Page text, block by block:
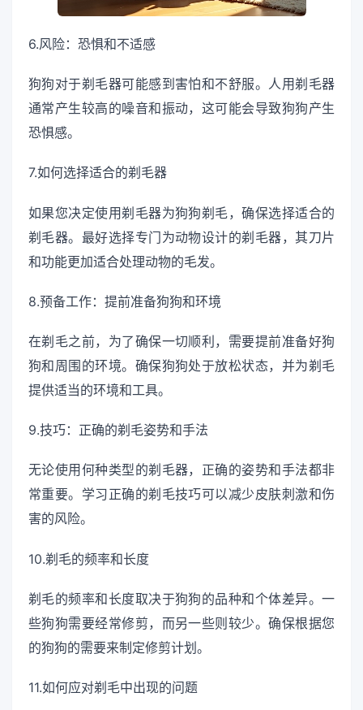
6.风险：恐惧和不适感
狗狗对于剃毛器可能感到害怕和不舒服。人用剃毛器
通常产生较高的噪音和振动，这可能会导致狗狗产生
恐惧感。
7.如何选择适合的剃毛器
如果您决定使用剃毛器为狗狗剃毛，确保选择适合的
剃毛器。最好选择专门为动物设计的剃毛器，其刀片
和功能更加适合处理动物的毛发。
8.预备工作：提前准备狗狗和环境
在剃毛之前，为了确保一切顺利，需要提前准备好狗
狗和周围的环境。确保狗狗处于放松状态，并为剃毛
提供适当的环境和工具。
9.技巧：正确的剃毛姿势和手法
无论使用何种类型的剃毛器，正确的姿势和手法都非
常重要。学习正确的剃毛技巧可以减少皮肤刺激和伤
害的风险。
10.剃毛的频率和长度
剃毛的频率和长度取决于狗狗的品种和个体差异。一
些狗狗需要经常修剪，而另一些则较少。确保根据您
的狗狗的需要来制定修剪计划。
11.如何应对剃毛中出现的问题